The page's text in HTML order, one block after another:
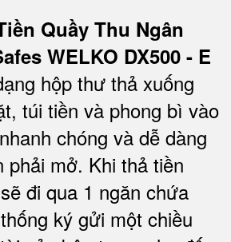
Quầy Thu Ngân
WELKO DX500 - E
hộp thư thả xuống
túi tiền và phong bì vào
chóng và dễ dàng
phải mở. Khi thả tiền
đi qua 1 ngăn chứa
ký gửi một chiều